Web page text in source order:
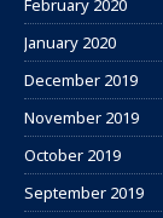
February 2020
January 2020
December 2019
November 2019
October 2019
September 2019